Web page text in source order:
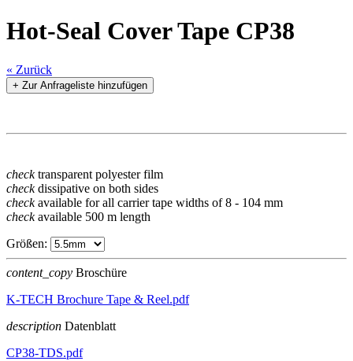
Hot-Seal Cover Tape CP38
« Zurück
+ Zur Anfrageliste hinzufügen
checktransparent polyester film
checkdissipative on both sides
checkavailable for all carrier tape widths of 8 - 104 mm
checkavailable 500 m length
Größen:
content_copy Broschüre
K-TECH Brochure Tape & Reel.pdf
description Datenblatt
CP38-TDS.pdf